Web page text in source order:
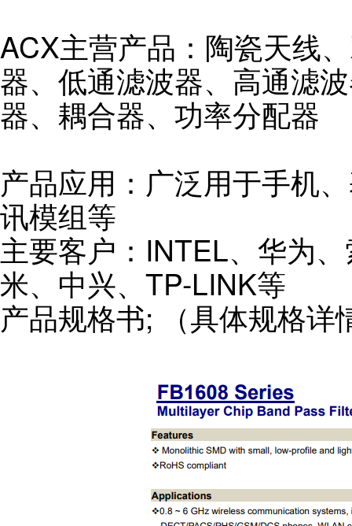
ACX主营产品：陶瓷天线
器、低通滤波器、高通滤
器、耦合器、功率分配器
产品应用：广泛用于手机
讯模组等
主要客户：INTEL、华为
米、中兴、TP-LINK等
产品规格书; （具体规格详